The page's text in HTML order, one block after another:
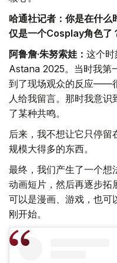
哈通社记者：你是在什
仅是一个Cosplay角色了
阿鲁詹·朱努索娃： 这个
Astana 2025。当时我第
到了现场观众的反应——
人给我留言。那时我意
了某种共鸣。
后来，我不想让它只停
规模大得多的东西。
最终，我们产生了一个
动画短片，然后再逐步拓
可以是漫画、游戏，也可
刚开始。